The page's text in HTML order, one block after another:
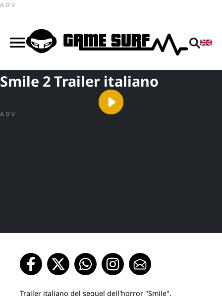
ADV
Smile 2 Trailer italiano
ADV
Trailer italiano del sequel dell'horror "Smile".